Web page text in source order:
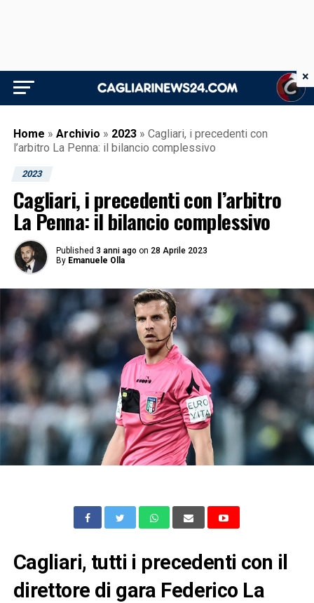
Home » Archivio » 2023 » Cagliari, i precedenti con
l’arbitro La Penna: il bilancio complessivo
2023
Cagliari, i precedenti con l’arbitro
La Penna: il bilancio complessivo
Published 3 anni ago on 28 Aprile 2023
By Emanuele Olla
Cagliari, tutti i precedenti con il
direttore di gara Federico La
×